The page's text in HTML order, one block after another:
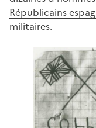
Républicains
militaires.